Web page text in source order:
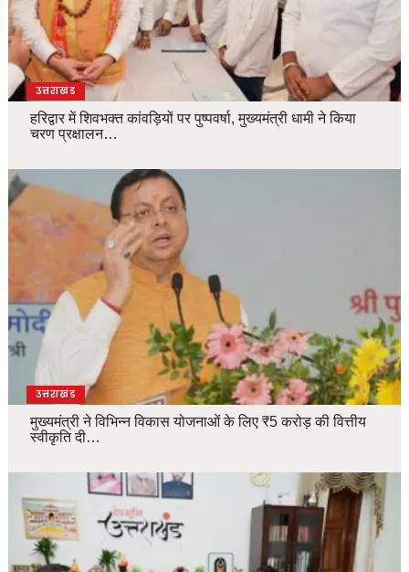
उत्तराखंड
हरिद्वार में शिवभक्त कांवड़ियों पर पुष्पवर्षा, मुख्यमंत्री धामी ने किया
चरण प्रक्षालन…
उत्तराखंड
मुख्यमंत्री ने विभिन्न विकास योजनाओं के लिए ₹5 करोड़ की वित्तीय
स्वीकृति दी…